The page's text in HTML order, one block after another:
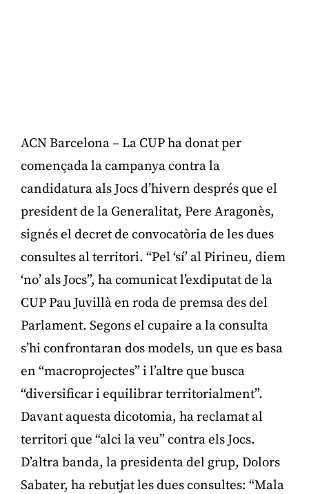
ACN Barcelona – La CUP ha donat per
començada la campanya contra la
candidatura als Jocs d’hivern després que el
president de la Generalitat, Pere Aragonès,
signés el decret de convocatòria de les dues
consultes al territori. “Pel ‘sí’ al Pirineu, diem
‘no’ als Jocs”, ha comunicat l’exdiputat de la
CUP Pau Juvillà en roda de premsa des del
Parlament. Segons el cupaire a la consulta
s’hi confrontaran dos models, un que es basa
en “macroprojectes” i l’altre que busca
“diversificar i equilibrar territorialment”.
Davant aquesta dicotomia, ha reclamat al
territori que “alci la veu” contra els Jocs.
D’altra banda, la presidenta del grup, Dolors
Sabater, ha rebutjat les dues consultes: “Mala